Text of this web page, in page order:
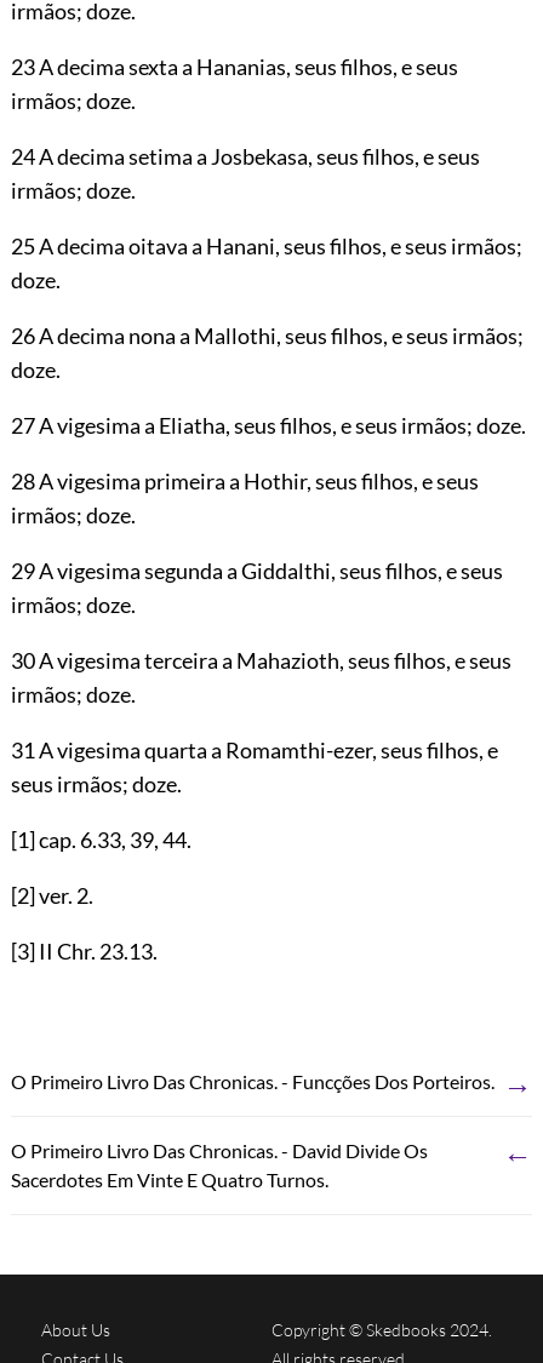
irmãos; doze.
23 A decima sexta a Hananias, seus filhos, e seus
irmãos; doze.
24 A decima setima a Josbekasa, seus filhos, e seus
irmãos; doze.
25 A decima oitava a Hanani, seus filhos, e seus irmãos;
doze.
26 A decima nona a Mallothi, seus filhos, e seus irmãos;
doze.
27 A vigesima a Eliatha, seus filhos, e seus irmãos; doze.
28 A vigesima primeira a Hothir, seus filhos, e seus
irmãos; doze.
29 A vigesima segunda a Giddalthi, seus filhos, e seus
irmãos; doze.
30 A vigesima terceira a Mahazioth, seus filhos, e seus
irmãos; doze.
31 A vigesima quarta a Romamthi-ezer, seus filhos, e
seus irmãos; doze.
[1]cap. 6.33, 39,44.
[2]ver. 2.
[3]II Chr. 23.13.
O Primeiro Livro Das Chronicas. - Funcções Dos Porteiros. →
O Primeiro Livro Das Chronicas. - David Divide Os
Sacerdotes Em Vinte E Quatro Turnos.
←
About Us
Contact Us
Copyright © Skedbooks 2024.
All rights reserved